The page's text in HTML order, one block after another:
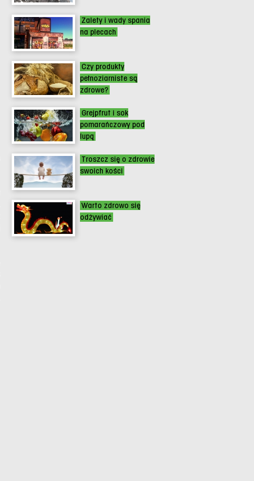
Zalety i wady spania
na plecach
Czy produkty
pełnoziarniste są
zdrowe?
Grejpfrut i sok
pomarańczowy pod
lupą
Troszcz się o zdrowie
swoich kości
Warto zdrowo się
odżywiać